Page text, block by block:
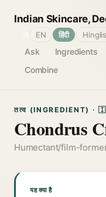
Indian Skincare,
Ask Ingredients
Combine
EN हिंदी
तत्व (INGREDIENT) ·
Chondrus
Humectant/film-
यह क्या है